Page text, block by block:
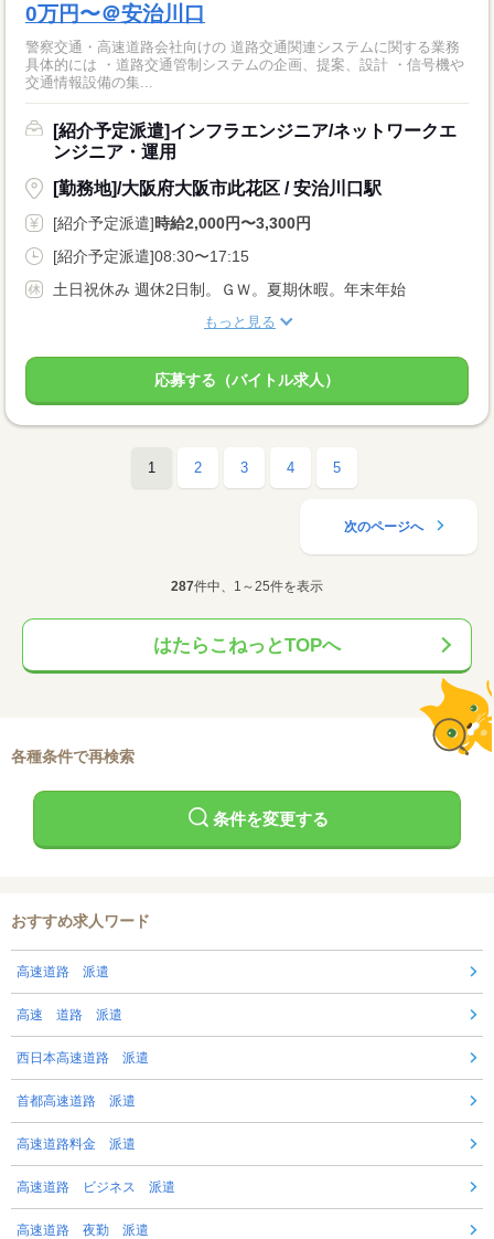
0万円〜＠安治川口
警察交通・高速道路会社向けの 道路交通関連システムに関する業務
具体的には ・道路交通管制システムの企画、提案、設計 ・信号機や
交通情報設備の集...
[紹介予定派遣]インフラエンジニア/ネットワークエ
ンジニア・運用
[勤務地]/大阪府大阪市此花区 / 安治川口駅
[紹介予定派遣]時給2,000円〜3,300円
[紹介予定派遣]08:30〜17:15
土日祝休み 週休2日制。ＧＷ。夏期休暇。年末年始
もっと見る
応募する（バイトル求人）
1 2 3 4 5
次のページへ
287件中、1～25件を表示
はたらこねっとTOPへ
各種条件で再検索
条件を変更する
おすすめ求人ワード
高速道路 派遣
高速 道路 派遣
西日本高速道路 派遣
首都高速道路 派遣
高速道路料金 派遣
高速道路 ビジネス 派遣
高速道路 夜勤 派遣